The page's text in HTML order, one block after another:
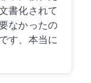
書化されて
なかったの
す、本当に